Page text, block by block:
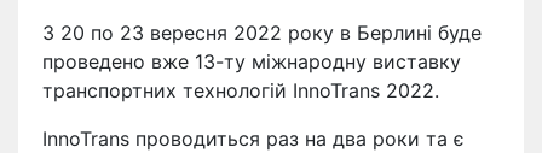
З 20 по 23 вересня 2022 року в Берлині буде
проведено вже 13-ту міжнародну виставку
транспортних технологій InnoTrans 2022.
InnoTrans проводиться раз на два роки та є